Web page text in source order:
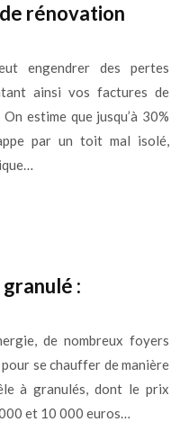
rénovation
engendrer des pertes
ainsi vos factures de
estime que jusqu’à 30%
par un toit mal isolé,
:
de nombreux foyers
se chauffer de manière
à granulés, dont le prix
et 10 000 euros…